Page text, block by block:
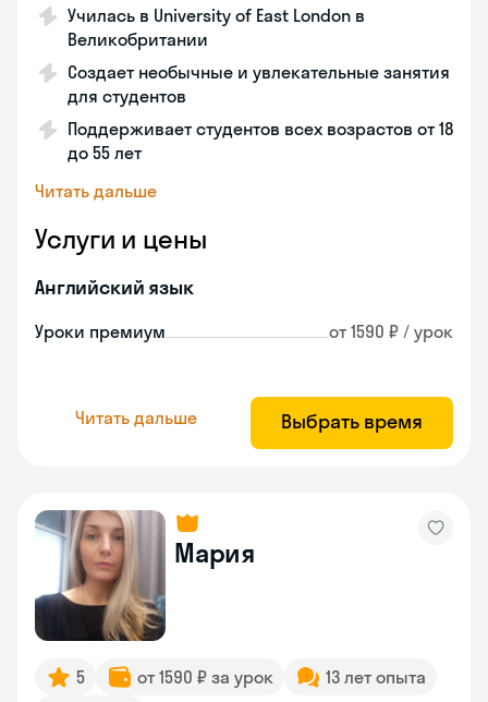
Училась в University of East London в
Великобритании
Создает необычные и увлекательные занятия
для студентов
Поддерживает студентов всех возрастов от 18
до 55 лет
Читать дальше
Услуги и цены
Английский язык
Уроки премиум от 1590 ₽ / урок
Читать дальше Выбрать время
Мария
5 от 1590 ₽ за урок
13 лет опыта